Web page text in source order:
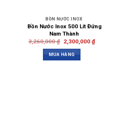
BỒN NƯỚC INOX
Bồn Nước Inox 500 Lít Đứng
Nam Thành
3,260,000₫ 2,300,000 ₫
MUA HÀNG